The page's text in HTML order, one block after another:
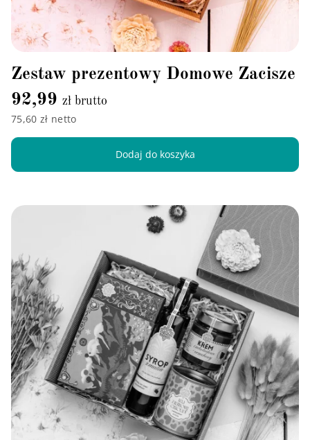
Zestaw prezentowy Domowe Zacisze
92,99 zł brutto
75,60 zł netto
Dodaj do koszyka